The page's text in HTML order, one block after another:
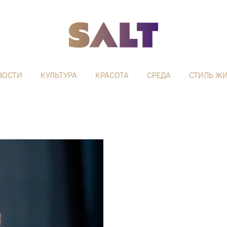
КУЛЬТУРА КРАСОТА СРЕДА СТИЛЬ